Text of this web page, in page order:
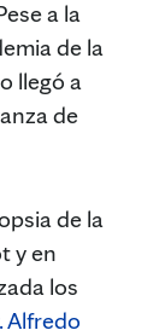
a la
de la
llegó a
de
de la
y en
los
Alfredo